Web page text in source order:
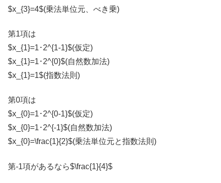
$x_{3}=4$(乗法単位元、べき乗)
第1項は
$x_{1}=1･2^{1-1}$(仮定)
$x_{1}=1･2^{0}$(自然数加法)
$x_{1}=1$(指数法則)
第0項は
$x_{0}=1･2^{0-1}$(仮定)
$x_{0}=1･2^{-1}$(自然数加法)
$x_{0}=\frac{1}{2}$(乗法単位元と指数法則)
第-1項があるなら$\frac{1}{4}$